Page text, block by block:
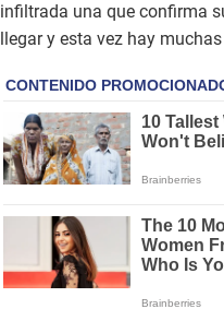
infiltrada una que confirma
llegar y esta vez hay